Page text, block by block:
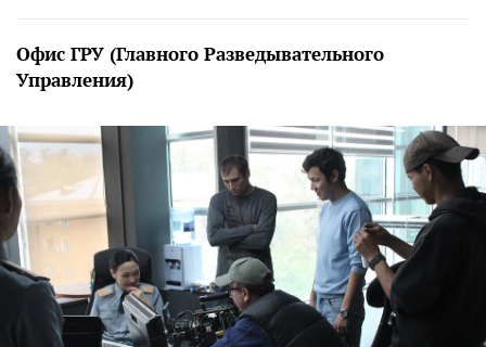
Офис ГРУ (Главного Разведывательного
Управления)